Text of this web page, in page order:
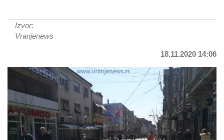
Izvor:
Vranjenews
18.11.2020 14:06